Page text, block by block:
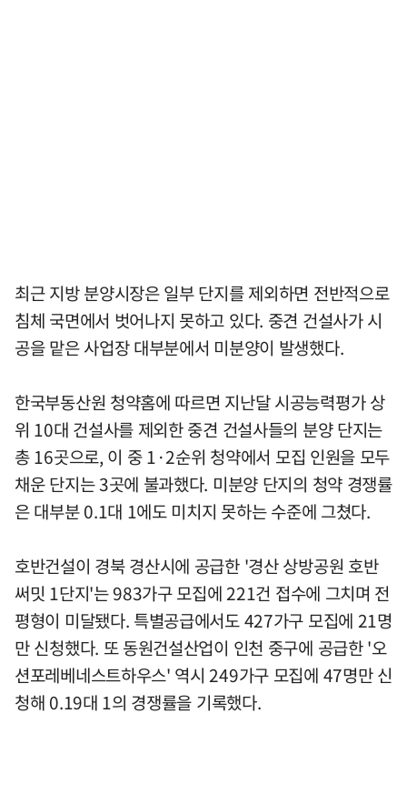
최근 지방 분양시장은 일부 단지를 제외하면 전반적으로
침체 국면에서 벗어나지 못하고 있다. 중견 건설사가 시
공을 맡은 사업장 대부분에서 미분양이 발생했다.
한국부동산원 청약홈에 따르면 지난달 시공능력평가 상
위 10대 건설사를 제외한 중견 건설사들의 분양 단지는
총 16곳으로, 이 중 1·2순위 청약에서 모집 인원을 모두
채운 단지는 3곳에 불과했다. 미분양 단지의 청약 경쟁률
은 대부분 0.1대 1에도 미치지 못하는 수준에 그쳤다.
호반건설이 경북 경산시에 공급한 '경산 상방공원 호반
써밋 1단지'는 983가구 모집에 221건 접수에 그치며 전
평형이 미달됐다. 특별공급에서도 427가구 모집에 21명
만 신청했다. 또 동원건설산업이 인천 중구에 공급한 '오
션포레베네스트하우스' 역시 249가구 모집에 47명만 신
청해 0.19대 1의 경쟁률을 기록했다.